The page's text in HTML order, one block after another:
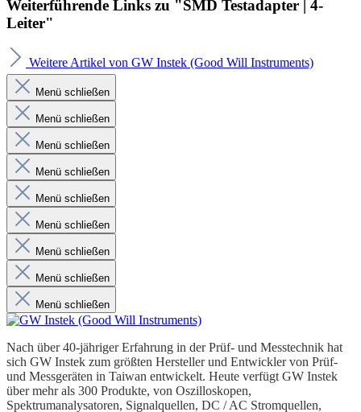
Weiterführende Links zu "SMD Testadapter | 4-
Leiter"
Weitere Artikel von GW Instek (Good Will Instruments)
Menü schließen
Menü schließen
Menü schließen
Menü schließen
Menü schließen
Menü schließen
Menü schließen
Menü schließen
Menü schließen
Nach über 40-jähriger Erfahrung in der Prüf- und Messtechnik hat
sich GW Instek zum größten Hersteller und Entwickler von Prüf-
und Messgeräten in Taiwan entwickelt. Heute verfügt GW Instek
über mehr als 300 Produkte, von Oszilloskopen,
Spektrumanalysatoren, Signalquellen, DC / AC Stromquellen,